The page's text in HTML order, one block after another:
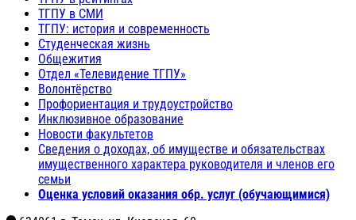
ТГПУ в СМИ
ТГПУ: история и современность
Студенческая жизнь
Общежития
Отдел «Телевидение ТГПУ»
Волонтёрство
Профориентация и трудоустройство
Инклюзивное образование
Новости факультетов
Сведения о доходах, об имуществе и обязательствах
имущественного характера руководителя и членов его
семьи
Оценка условий оказания обр. услуг (обучающимися)